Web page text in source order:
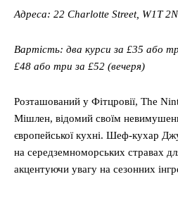
Адреса: 22 Charlotte Street, W1T
Вартість: два курси за £35 або
£48 або три за £52 (вечеря)
Розташований у Фітцровії, The
Мішлен, відомий своїм
європейської кухні. Шеф-кухар
на середземноморських стравах
акцентуючи увагу на сезонних